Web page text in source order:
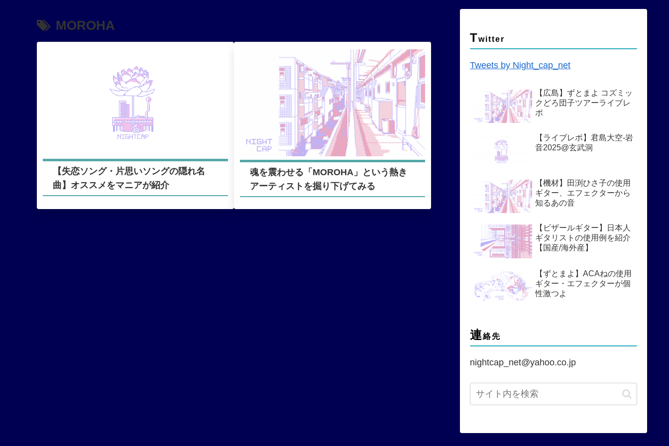
MOROHA
【失恋ソング・片思いソングの隠れ名
曲】オススメをマニアが紹介
魂を震わせる「MOROHA」という熱き
アーティストを掘り下げてみる
Twitter
Tweets by Night_cap_net
【広島】ずとまよ コズミッ
クどろ団子ツアーライブレ
ポ
【ライブレポ】君島大空-岩
音2025@玄武洞
【機材】田渕ひさ子の使用
ギター、エフェクターから
知るあの音
【ビザールギター】日本人
ギタリストの使用例を紹介
【国産/海外産】
【ずとまよ】ACAねの使用
ギター・エフェクターが個
性激つよ
連絡先
nightcap_net@yahoo.co.jp